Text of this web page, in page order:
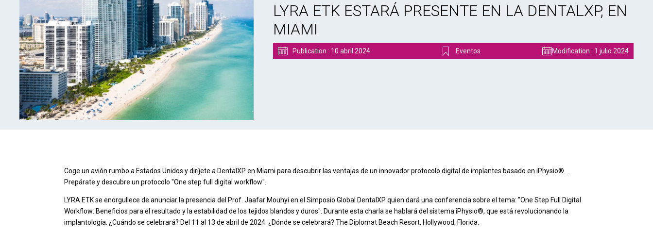
LYRA ETK ESTARÁ PRESENTE EN LA DENTALXP, EN
MIAMI
Publication : 10 abril 2024 Eventos Modification : 1 julio 2024
Coge un avión rumbo a Estados Unidos y diríjete a DentalXP en Miami para descubrir las ventajas de un innovador protocolo digital de implantes basado en iPhysio®...
Prepárate y descubre un protocolo "One step full digital workflow".
LYRA ETK se enorgullece de anunciar la presencia del Prof. Jaafar Mouhyi en el Simposio Global DentalXP quien dará una conferencia sobre el tema: "One Step Full Digital
Workflow: Beneficios para el resultado y la estabilidad de los tejidos blandos y duros". Durante esta charla se hablará del sistema iPhysio®, que está revolucionando la
implantología. ¿Cuándo se celebrará? Del 11 al 13 de abril de 2024. ¿Dónde se celebrará? The Diplomat Beach Resort, Hollywood, Florida.